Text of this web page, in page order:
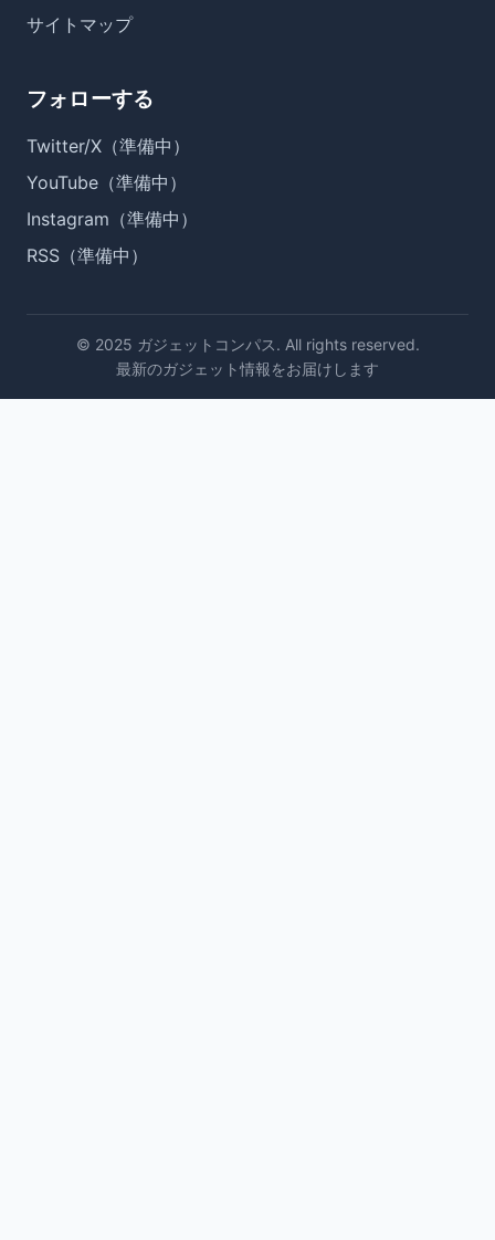
サイトマップ
フォローする
Twitter/X（準備中）
YouTube（準備中）
Instagram（準備中）
RSS（準備中）
© 2025 ガジェットコンパス. All rights reserved.
最新のガジェット情報をお届けします